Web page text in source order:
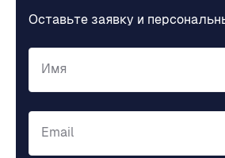
Оставьте заявку и
Имя
Email